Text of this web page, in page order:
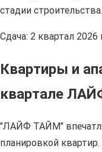
стадии строительства.
Сдача: 2 квартал 2026
Квартиры и
квартале
"ЛАЙФ ТАЙМ"
планировкой